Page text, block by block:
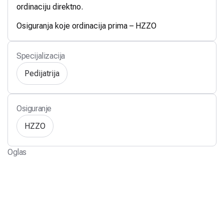
ordinaciju direktno.
Osiguranja koje ordinacija prima – HZZO
Specijalizacija
Pedijatrija
Osiguranje
HZZO
Oglas